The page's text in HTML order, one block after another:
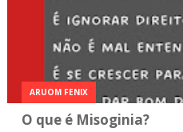
ARUOM FENIX
O que é Misoginia?